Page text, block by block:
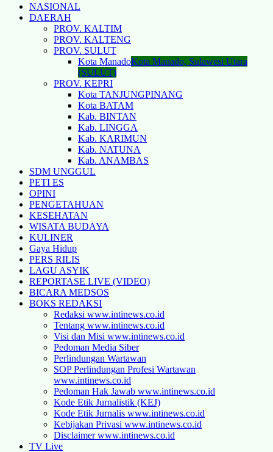
NASIONAL
DAERAH
PROV. KALTIM
PROV. KALTENG
PROV. SULUT
Kota ManadoKota Manado, Sulawesi Utara
(SULUT)
PROV. KEPRI
Kota TANJUNGPINANG
Kota BATAM
Kab. BINTAN
Kab. LINGGA
Kab. KARIMUN
Kab. NATUNA
Kab. ANAMBAS
SDM UNGGUL
PETI ES
OPINI
PENGETAHUAN
KESEHATAN
WISATA BUDAYA
KULINER
Gaya Hidup
PERS RILIS
LAGU ASYIK
REPORTASE LIVE (VIDEO)
BICARA MEDSOS
BOKS REDAKSI
Redaksi www.intinews.co.id
Tentang www.intinews.co.id
Visi dan Misi www.intinews.co.id
Pedoman Media Siber
Perlindungan Wartawan
SOP Perlindungan Profesi Wartawan
www.intinews.co.id
Pedoman Hak Jawab www.intinews.co.id
Kode Etik Jurnalistik (KEJ)
Kode Etik Jurnalis www.intinews.co.id
Kebijakan Privasi www.intinews.co.id
Disclaimer www.intinews.co.id
TV Live